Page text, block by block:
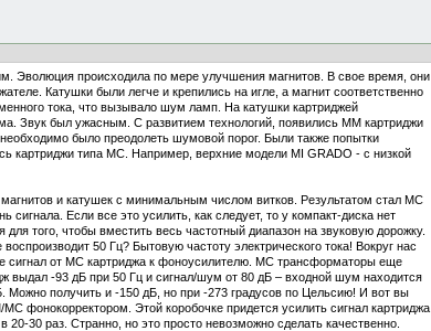
Эволюция происходила по мере улучшения магнитов. В свое время, они
Катушки были легче и крепились на игле, а магнит соответственно
тока, что вызывало шум ламп. На катушки картриджей
Звук был ужасным. С развитием технологий, появились ММ картриджи
было преодолеть шумовой порог. Были также попытки
картриджи типа МС. Например, верхние модели MI GRADO - с низкой
и катушек с минимальным числом витков. Результатом стал МС
Если все это усилить, как следует, то у компакт-диска нет
того, чтобы вместить весь частотный диапазон на звуковую дорожку.
50 Гц? Бытовую частоту электрического тока! Вокруг нас
сигнал от МС картриджа к фоноусилителю. МС трансформаторы еще
выдал -93 дБ при 50 Гц и сигнал/шум от 80 дБ – входной шум находится
получить и -150 дБ, но при -273 градусов по Цельсию! И вот вы
фонокорректором. Этой коробочке придется усилить сигнал картриджа
30 раз. Странно, но это просто невозможно сделать качественно.